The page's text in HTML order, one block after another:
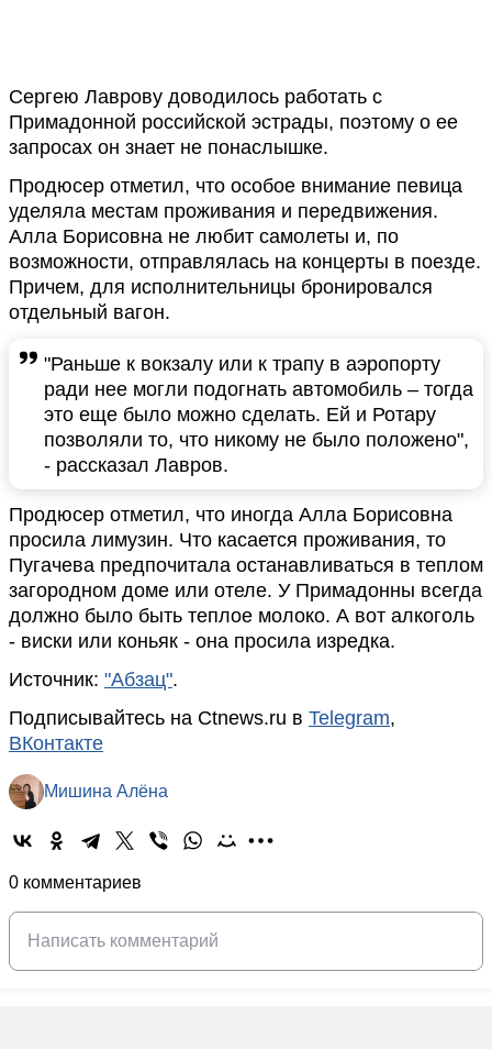
Сергею Лаврову доводилось работать с
Примадонной российской эстрады, поэтому о ее
запросах он знает не понаслышке.
Продюсер отметил, что особое внимание певица
уделяла местам проживания и передвижения.
Алла Борисовна не любит самолеты и, по
возможности, отправлялась на концерты в поезде.
Причем, для исполнительницы бронировался
отдельный вагон.
"Раньше к вокзалу или к трапу в аэропорту
ради нее могли подогнать автомобиль – тогда
это еще было можно сделать. Ей и Ротару
позволяли то, что никому не было положено",
- рассказал Лавров.
Продюсер отметил, что иногда Алла Борисовна
просила лимузин. Что касается проживания, то
Пугачева предпочитала останавливаться в теплом
загородном доме или отеле. У Примадонны всегда
должно было быть теплое молоко. А вот алкоголь
- виски или коньяк - она просила изредка.
Источник: "Абзац".
Подписывайтесь на Ctnews.ru в Telegram,
ВКонтакте
Мишина Алёна
0 комментариев